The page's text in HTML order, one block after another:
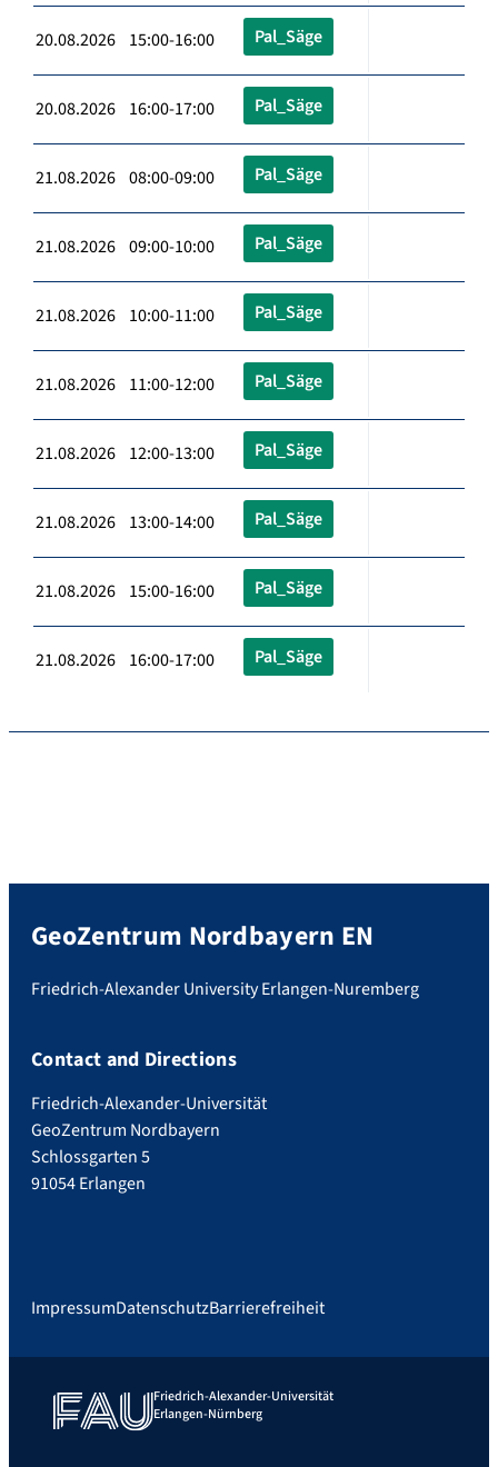
20.08.2026 15:00-16:00 Pal_Säge
20.08.2026 16:00-17:00 Pal_Säge
21.08.2026 08:00-09:00 Pal_Säge
21.08.2026 09:00-10:00 Pal_Säge
21.08.2026 10:00-11:00 Pal_Säge
21.08.2026 11:00-12:00 Pal_Säge
21.08.2026 12:00-13:00 Pal_Säge
21.08.2026 13:00-14:00 Pal_Säge
21.08.2026 15:00-16:00 Pal_Säge
21.08.2026 16:00-17:00 Pal_Säge
GeoZentrum Nordbayern EN
Friedrich-Alexander University Erlangen-Nuremberg
Contact and Directions
Friedrich-Alexander-Universität
GeoZentrum Nordbayern
Schlossgarten 5
91054 Erlangen
ImpressumDatenschutzBarrierefreiheit
Friedrich-Alexander-Universität
Erlangen-Nürnberg